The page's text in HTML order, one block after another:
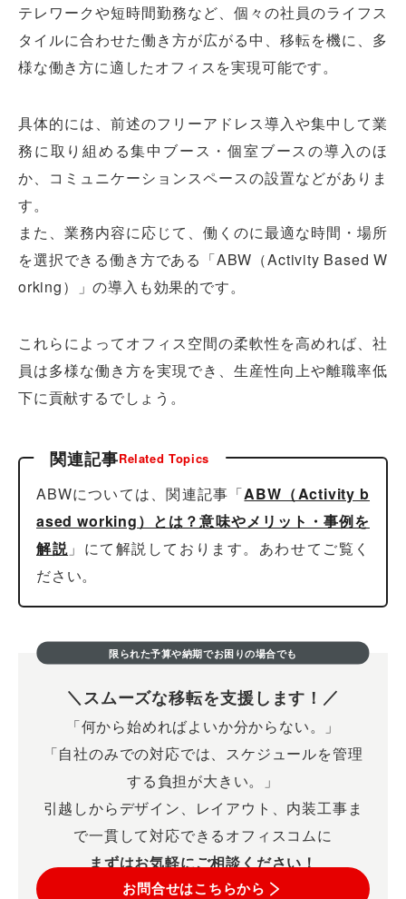
テレワークや短時間勤務など、個々の社員のライフス
タイルに合わせた働き方が広がる中、移転を機に、多
様な働き方に適したオフィスを実現可能です。
具体的には、前述のフリーアドレス導入や集中して業
務に取り組める集中ブース・個室ブースの導入のほ
か、コミュニケーションスペースの設置などがありま
す。
また、業務内容に応じて、働くのに最適な時間・場所
を選択できる働き方である「ABW（Activity Based W
orking）」の導入も効果的です。
これらによってオフィス空間の柔軟性を高めれば、社
員は多様な働き方を実現でき、生産性向上や離職率低
下に貢献するでしょう。
関連記事Related Topics
ABWについては、関連記事「ABW（Activity b
ased working）とは？意味やメリット・事例を
解説 」にて解説しております。あわせてご覧く
ださい。
限られた予算や納期でお困りの場合でも
スムーズな移転を支援します！
「何から始めればよいか分からない。」
「自社のみでの対応では、スケジュールを管理
する負担が大きい。」
引越しからデザイン、レイアウト、内装工事ま
で一貫して対応できるオフィスコムに
まずはお気軽にご相談ください！
お問合せはこちらから